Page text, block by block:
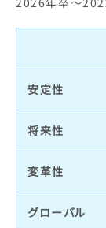
安定性
将来性
変革性
グローバル